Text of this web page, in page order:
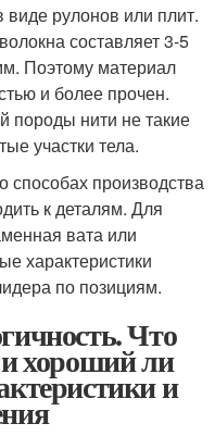
виде рулонов или плит.
составляет 3-5
Поэтому материал
и более прочен.
породы нити не такие
участки тела.
производства
к деталям. Для
вата или
характеристики
по позициям.
Что
хороший ли
и